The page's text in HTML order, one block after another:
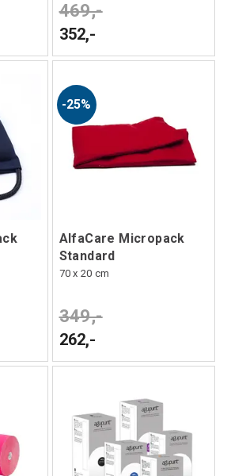
469,-
352,-
25%
AlfaCare Micropack
Standard
70 x 20 cm
349,-
262,-